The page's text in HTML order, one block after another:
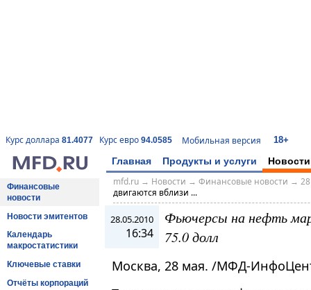
Курс доллара 81.4077 Курс евро 94.0585 Мобильная версия 18+
Главная Продукты и услуги Новости
Финансовые
новости
Новости эмитентов
Календарь
макростатистики
Ключевые ставки
Отчёты корпораций
mfd.ru→ Новости → Финансовые новости →
двигаются вблизи ...
28.05.2010
16:34
Фьючерсы на нефть
75.0 долл
Москва, 28 мая. /МФД-